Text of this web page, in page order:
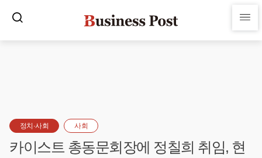
정치·사회 사회
카이스트 총동문회장에 정칠희 취임, 현